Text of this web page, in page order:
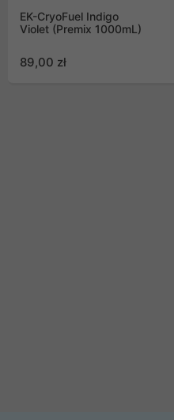
EK-CryoFuel Indigo
Violet (Premix 1000mL)
89,00 zł